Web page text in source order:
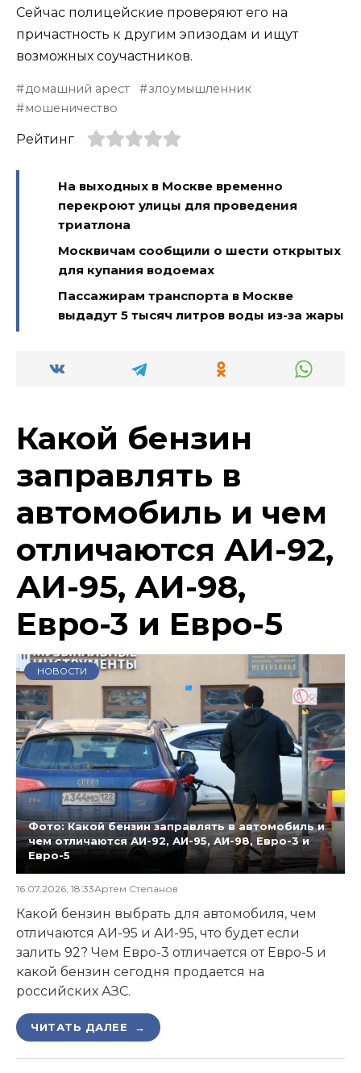
Сейчас полицейские проверяют его на
причастность к другим эпизодам и ищут
возможных соучастников.
домашний арест
злоумышленник
мошеничество
Рейтинг
На выходных в Москве временно
перекроют улицы для проведения
триатлона
Москвичам сообщили о шести открытых
для купания водоемах
Пассажирам транспорта в Москве
выдадут 5 тысяч литров воды из-за жары
Какой бензин
заправлять в
автомобиль и чем
отличаются АИ-92,
АИ-95, АИ-98,
Евро-3 и Евро-5
НОВОСТИ
Фото: Какой бензин заправлять в автомобиль и
чем отличаются АИ-92, АИ-95, АИ-98, Евро-3 и
Евро-5
16.07.2026, 18:33Артем Степанов
Какой бензин выбрать для автомобиля, чем
отличаются АИ-95 и АИ-95, что будет если
залить 92? Чем Евро-3 отличается от Евро-5 и
какой бензин сегодня продается на
российских АЗС.
ЧИТАТЬ ДАЛЕЕ →